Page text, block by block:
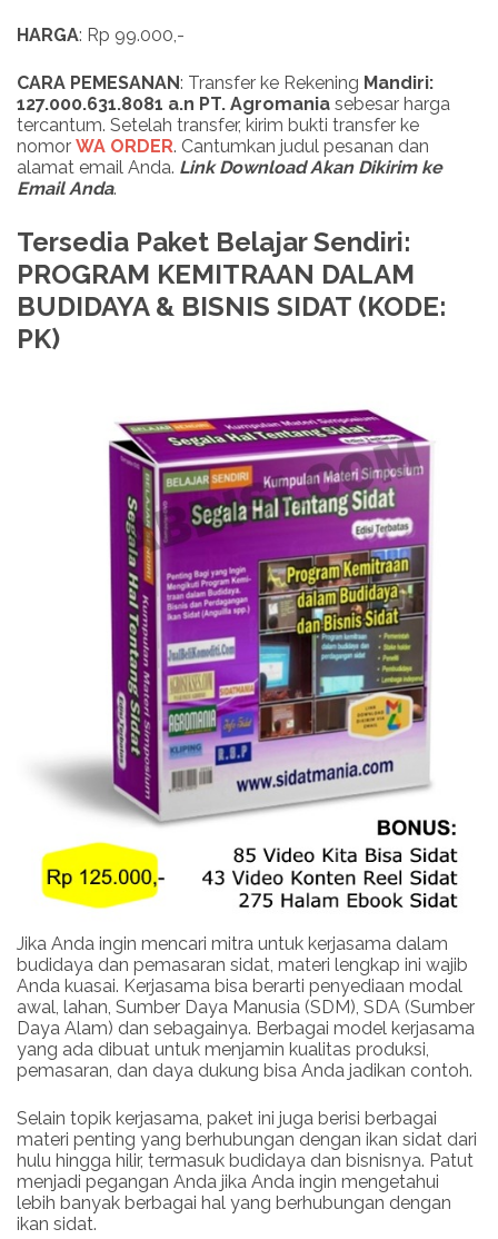
HARGA: Rp 99.000,-
CARA PEMESANAN: Transfer ke Rekening Mandiri:
127.000.631.8081 a.n PT. Agromania sebesar harga
tercantum. Setelah transfer, kirim bukti transfer ke
nomor WA ORDER. Cantumkan judul pesanan dan
alamat email Anda. LinkDownloadAkan Dikirim ke
Email Anda.
Tersedia Paket Belajar Sendiri:
PROGRAM KEMITRAAN DALAM
BUDIDAYA & BISNIS SIDAT (KODE:
PK)
Jika Anda ingin mencari mitra untuk kerjasama dalam
budidaya dan pemasaran sidat, materi lengkap ini wajib
Anda kuasai. Kerjasama bisa berarti penyediaan modal
awal, lahan, Sumber Daya Manusia (SDM), SDA (Sumber
Daya Alam) dan sebagainya. Berbagai model kerjasama
yang ada dibuat untuk menjamin kualitas produksi,
pemasaran, dan daya dukung bisa Anda jadikan contoh.
Selain topik kerjasama, paket ini juga berisi berbagai
materi penting yang berhubungan dengan ikan sidat dari
hulu hingga hilir, termasuk budidaya dan bisnisnya. Patut
menjadi pegangan Anda jika Anda ingin mengetahui
lebih banyak berbagai hal yang berhubungan dengan
ikan sidat.